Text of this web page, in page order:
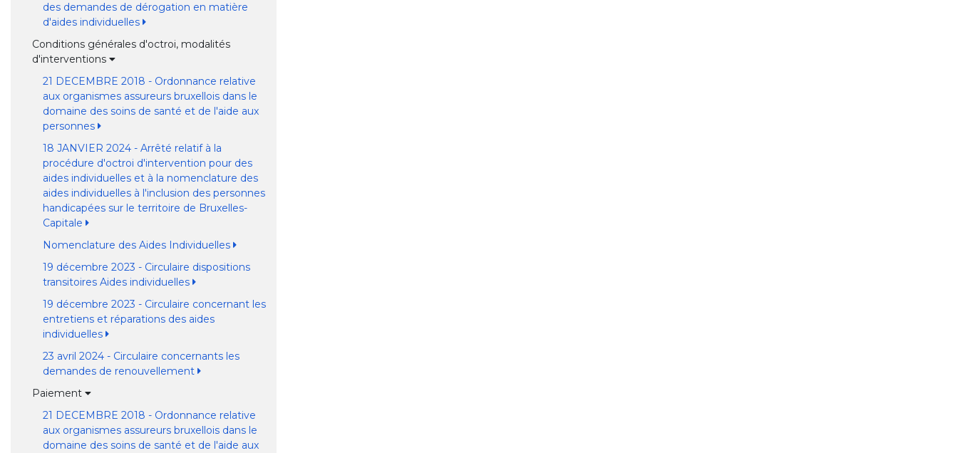
des demandes de dérogation en matière
d'aides individuelles
Conditions générales d'octroi, modalités
d'interventions
21 DECEMBRE 2018 - Ordonnance relative
aux organismes assureurs bruxellois dans le
domaine des soins de santé et de l'aide aux
personnes
18 JANVIER 2024 - Arrêté relatif à la
procédure d'octroi d'intervention pour des
aides individuelles et à la nomenclature des
aides individuelles à l'inclusion des personnes
handicapées sur le territoire de Bruxelles-
Capitale
Nomenclature des Aides Individuelles
19 décembre 2023 - Circulaire dispositions
transitoires Aides individuelles
19 décembre 2023 - Circulaire concernant les
entretiens et réparations des aides
individuelles
23 avril 2024 - Circulaire concernants les
demandes de renouvellement
Paiement
21 DECEMBRE 2018 - Ordonnance relative
aux organismes assureurs bruxellois dans le
domaine des soins de santé et de l'aide aux